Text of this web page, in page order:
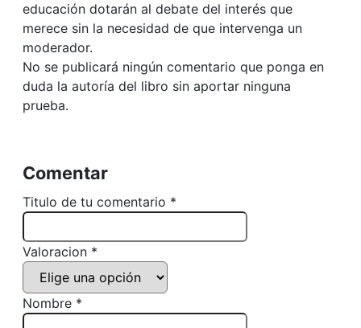
educación dotarán al debate del interés que
merece sin la necesidad de que intervenga un
moderador.
No se publicará ningún comentario que ponga en
duda la autoría del libro sin aportar ninguna
prueba.
Comentar
Titulo de tu comentario *
Valoracion *
Nombre *